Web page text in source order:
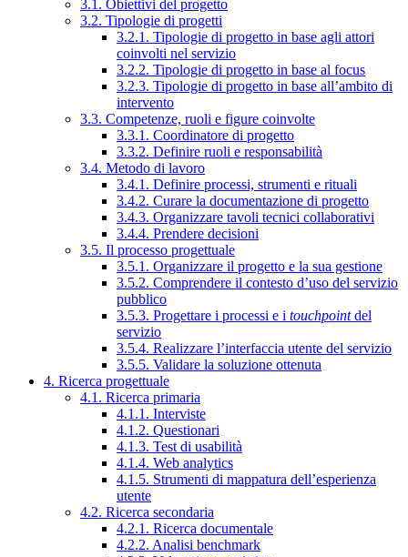
3.1. Obiettivi del progetto
3.2. Tipologie di progetti
3.2.1. Tipologie di progetto in base agli attori
coinvolti nel servizio
3.2.2. Tipologie di progetto in base al focus
3.2.3. Tipologie di progetto in base all’ambito di
intervento
3.3. Competenze, ruoli e figure coinvolte
3.3.1. Coordinatore di progetto
3.3.2. Definire ruoli e responsabilità
3.4. Metodo di lavoro
3.4.1. Definire processi, strumenti e rituali
3.4.2. Curare la documentazione di progetto
3.4.3. Organizzare tavoli tecnici collaborativi
3.4.4. Prendere decisioni
3.5. Il processo progettuale
3.5.1. Organizzare il progetto e la sua gestione
3.5.2. Comprendere il contesto d’uso del servizio
pubblico
3.5.3. Progettare i processi e i touchpointdel
servizio
3.5.4. Realizzare l’interfaccia utente del servizio
3.5.5. Validare la soluzione ottenuta
4. Ricerca progettuale
4.1. Ricerca primaria
4.1.1. Interviste
4.1.2. Questionari
4.1.3. Test di usabilità
4.1.4. Web analytics
4.1.5. Strumenti di mappatura dell’esperienza
utente
4.2. Ricerca secondaria
4.2.1. Ricerca documentale
4.2.2. Analisi benchmark